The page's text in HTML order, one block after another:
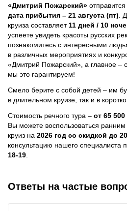
«Дмитрий Пожарский»
дата прибытия – 21 августа (пт) .
круиза составляет 11 дней / 10
успеете увидеть красоты русских
познакомитесь с интересными
в различных мероприятиях и
«Дмитрий Пожарский», а главное –
мы это гарантируем!
Смело берите с собой детей – им
в длительном круизе, так и в
Стоимость речного тура – от 65 500
Вы можете воспользоваться
круиз на 2026 год со скидкой до
консультацию нашего специалиста
18-19
Ответы на частые